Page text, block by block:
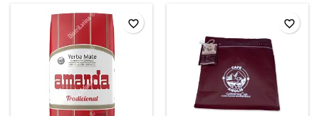
Limón
500gr
favorite_border favorite_border